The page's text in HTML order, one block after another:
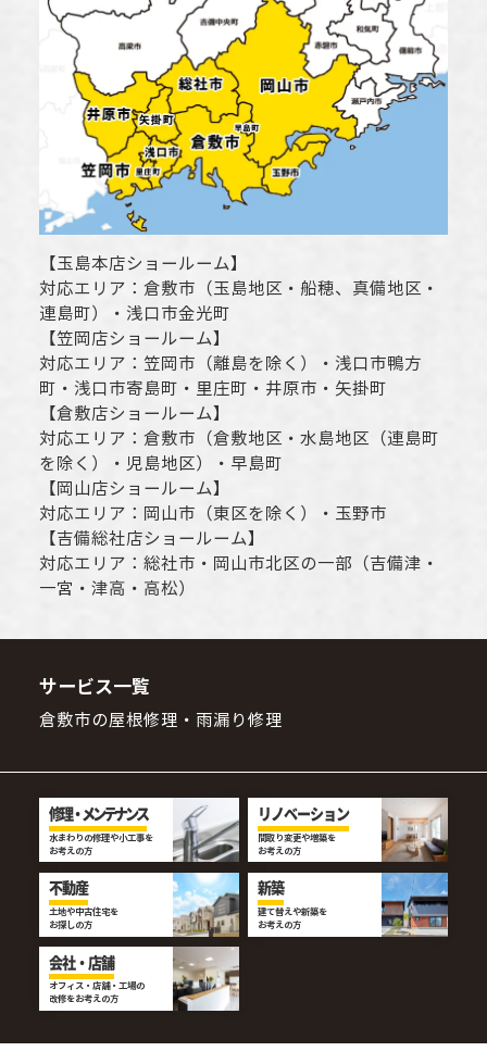
【玉島本店ショールーム】
対応エリア： 倉敷市 （玉島地区・船穂、真備地区・
連島町）・ 浅口市金光町
【笠岡店ショールーム】
対応エリア： 笠岡市（離島を除く） ・ 浅口市鴨方
町・ 浅口市寄島町・里庄町・ 井原市 ・矢掛町
【倉敷店ショールーム】
対応エリア： 倉敷市 （倉敷地区・水島地区（連島町
を除く）・児島地区）・早島町
【岡山店ショールーム】
対応エリア： 岡山市 （東区を除く）・玉野市
【吉備総社店ショールーム】
対応エリア： 総社市 ・ 岡山市北区の一部（吉備津・
一宮・津高・高松）
サービス一覧
倉敷市の屋根修理・雨漏り修理
修理・メンテナンス
水まわりの修理や小工事を
お考えの方
リノベーション
間取り変更や増築を
お考えの方
不動産
土地や中古住宅を
お探しの方
新築
建て替えや新築を
お考えの方
会社・店舗
オフィス・店舗・工場の
改修をお考えの方